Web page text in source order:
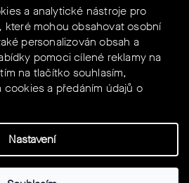
a analytické nástroje pro
které mohou obsahovat osobní
personalizován obsah a
pomoci cílené reklamy na
na tlačítko souhlasím,
cookies a předáním údajů o
Nastavení